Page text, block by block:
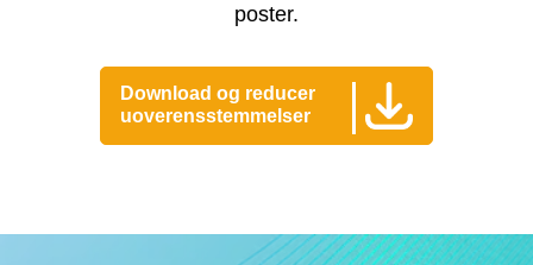
poster.
Download og reducer
uoverensstemmelser